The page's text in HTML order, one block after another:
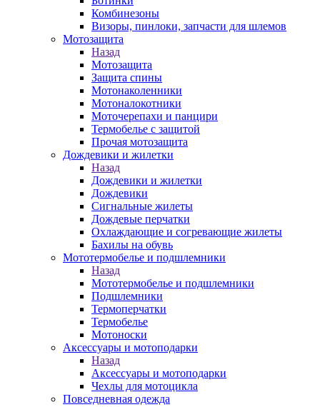
Комбинезоны
Визоры, пинлоки, запчасти для шлемов
Мотозащита
Назад
Мотозащита
Защита спины
Мотонаколенники
Мотоналокотники
Моточерепахи и панцири
Термобелье с защитой
Прочая мотозащита
Дождевики и жилетки
Назад
Дождевики и жилетки
Дождевики
Сигнальные жилеты
Дождевые перчатки
Охлаждающие и согревающие жилеты
Бахилы на обувь
Мототермобелье и подшлемники
Назад
Мототермобелье и подшлемники
Подшлемники
Термоперчатки
Термобелье
Мотоноски
Аксессуары и мотоподарки
Назад
Аксессуары и мотоподарки
Чехлы для мотоцикла
Повседневная одежда